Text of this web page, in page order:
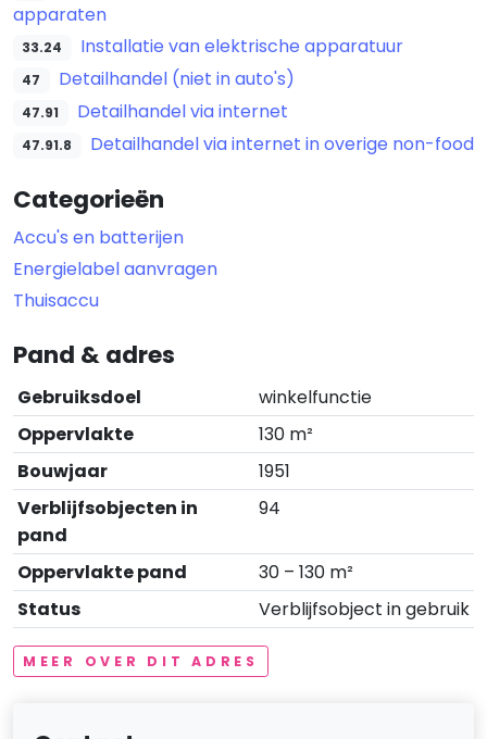
apparaten
33.24 Installatie van elektrische apparatuur
47 Detailhandel (niet in auto's)
47.91 Detailhandel via internet
47.91.8 Detailhandel via internet in overige non-food
Categorieën
Accu's en batterijen
Energielabel aanvragen
Thuisaccu
Pand & adres
Gebruiksdoel
winkelfunctie
Oppervlakte
130 m²
Bouwjaar
1951
Verblijfsobjecten in
pand
94
Oppervlakte pand
30 – 130 m²
Status
Verblijfsobject in gebruik
MEER OVER DIT ADRES